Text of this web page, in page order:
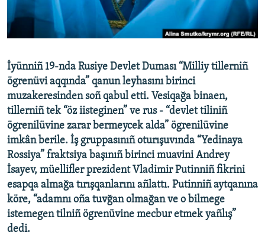
Русский
Українською
QOŞULIÑIZ!
RFE/RS bütün saytları
İyünniñ 19-nda Rusiye Devlet Duması “Milliy tillerniñ
ögrenüvi aqqında” qanun leyhasını birinci
muzakeresinden soñ qabul etti. Vesiqağa binaen,
tillerniñ tek “öz iisteginen” ve rus - “devlet tiliniñ
ögrenilüvine zarar bermeycek alda” ögrenilüvine
imkân berile. İş gruppasınıñ oturışuvında “Yedinaya
Rossiya” fraktsiya başınıñ birinci muavini Andrey
İsayev, müellifler prezident Vladimir Putinniñ fikrini
esapqa almağa tırışqanlarını añlattı. Putinniñ aytqanına
köre, “adamnı oña tuvğan olmağan ve o bilmege
istemegen tilniñ ögrenüvine mecbur etmek yañlış”
dedi.